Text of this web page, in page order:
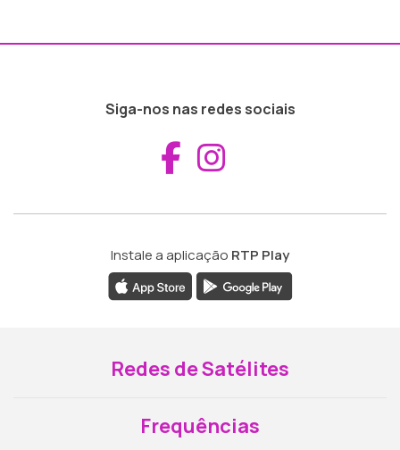
Siga-nos nas redes sociais
Aceder ao
Instale a aplicação RTP Play
Redes de Satélites
Frequências